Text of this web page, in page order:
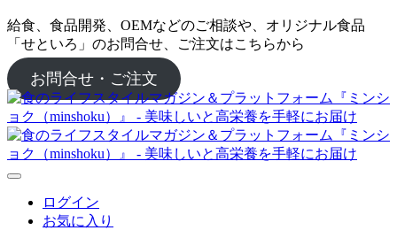
給食、食品開発、OEMなどのご相談や、オリジナル食品
「せといろ」のお問合せ、ご注文はこちらから
お問合せ・ご注文
ログイン
お気に入り